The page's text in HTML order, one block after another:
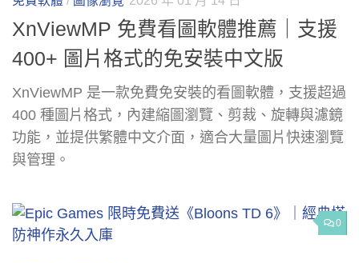
XnViewMP 免費看圖軟體推薦｜支援
400+ 圖片格式的免安裝中文版
XnViewMP 是一款免費免安裝的看圖軟體，支援超過
400 種圖片格式，內建縮圖瀏覽、剪裁、旋轉與濾鏡
功能，並提供繁體中文介面，適合大量圖片快速瀏覽
與管理。
0